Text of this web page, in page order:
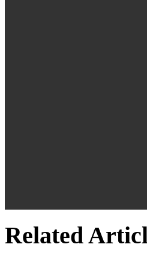
Related